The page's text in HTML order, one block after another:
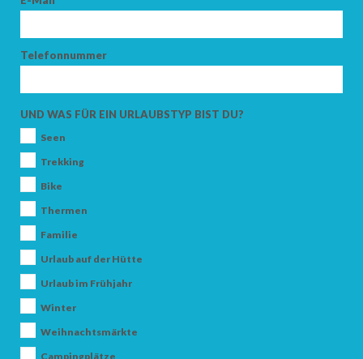
Telefonnummer
UND WAS FÜR EIN URLAUBSTYP BIST DU?
Seen
Trekking
Bike
Thermen
Familie
Urlaub auf der Hütte
Urlaub im Frühjahr
Winter
Weihnachtsmärkte
Campingplätze